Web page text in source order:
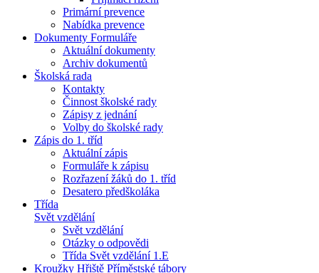
Primární prevence
Nabídka prevence
Dokumenty Formuláře
Aktuální dokumenty
Archiv dokumentů
Školská rada
Kontakty
Činnost školské rady
Zápisy z jednání
Volby do školské rady
Zápis do 1. tříd
Aktuální zápis
Formuláře k zápisu
Rozřazení žáků do 1. tříd
Desatero předškoláka
Třída
Svět vzdělání
Svět vzdělání
Otázky o odpovědi
Třída Svět vzdělání 1.E
Kroužky Hřiště Příměstské tábory